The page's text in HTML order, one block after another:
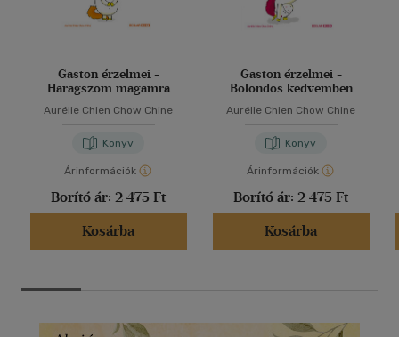
Gaston érzelmei -
Haragszom magamra
Aurélie Chien Chow Chine
Könyv
Árinformációk
Borító ár: 2 475 Ft
Kosárba
Gaston érzelmei -
Bolondos kedvemben
Aurélie Chien Chow Chine
Könyv
Árinformációk
Borító ár: 2 475 Ft
Kosárba